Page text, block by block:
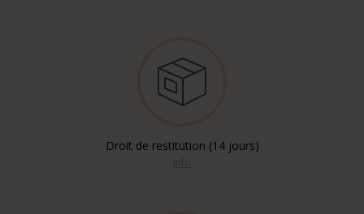
Droit de restitution (14 jours)